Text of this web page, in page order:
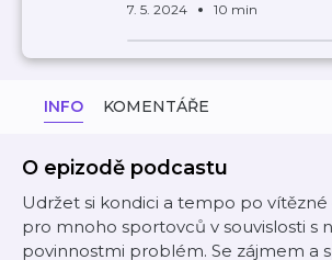
7. 5. 2024 10 min
INFO KOMENTÁŘE
O epizodě podcastu
Udržet si kondici a tempo po vítězné
pro mnoho sportovců v souvislosti s
povinnostmi problém. Se zájmem a